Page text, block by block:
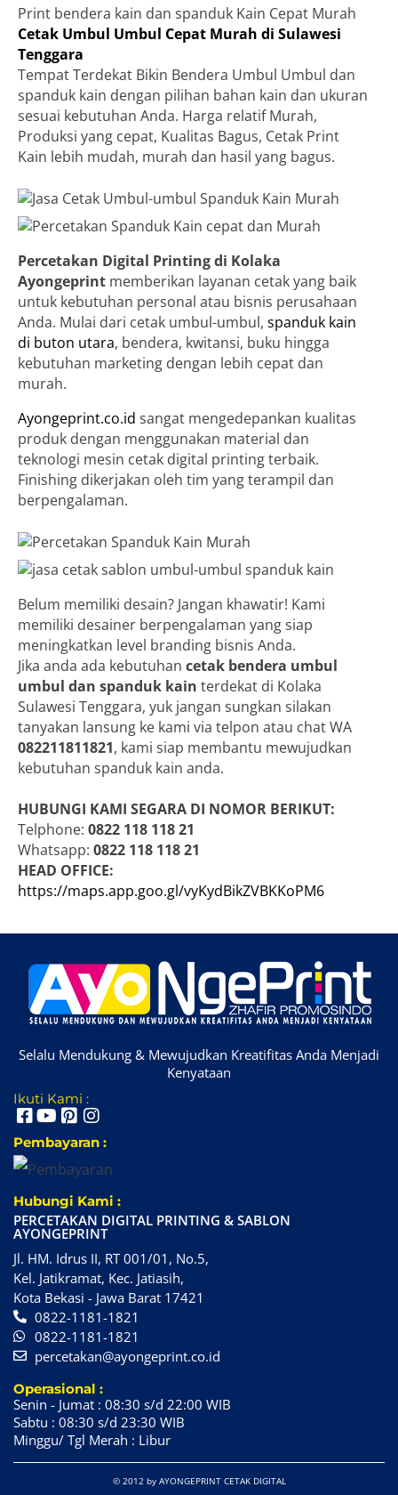
Print bendera kain dan spanduk Kain Cepat Murah
Cetak Umbul Umbul Cepat Murah di Sulawesi
Tenggara
Tempat Terdekat Bikin Bendera Umbul Umbul dan
spanduk kain dengan pilihan bahan kain dan ukuran
sesuai kebutuhan Anda. Harga relatif Murah,
Produksi yang cepat, Kualitas Bagus, Cetak Print
Kain lebih mudah, murah dan hasil yang bagus.
Percetakan Digital Printing di Kolaka
Ayongeprint memberikan layanan cetak yang baik
untuk kebutuhan personal atau bisnis perusahaan
Anda. Mulai dari cetak umbul-umbul, spanduk kain
di buton utara, bendera, kwitansi, buku hingga
kebutuhan marketing dengan lebih cepat dan
murah.
Ayongeprint.co.id sangat mengedepankan kualitas
produk dengan menggunakan material dan
teknologi mesin cetak digital printing terbaik.
Finishing dikerjakan oleh tim yang terampil dan
berpengalaman.
Belum memiliki desain? Jangan khawatir! Kami
memiliki desainer berpengalaman yang siap
meningkatkan level branding bisnis Anda.
Jika anda ada kebutuhan cetak bendera umbul
umbul dan spanduk kain terdekat di Kolaka
Sulawesi Tenggara, yuk jangan sungkan silakan
tanyakan lansung ke kami via telpon atau chat WA
082211811821, kami siap membantu mewujudkan
kebutuhan spanduk kain anda.
HUBUNGI KAMI SEGARA DI NOMOR BERIKUT:
Telphone: 0822 118 118 21
Whatsapp: 0822 118 118 21
HEAD OFFICE:
https://maps.app.goo.gl/vyKydBikZVBKKoPM6
Selalu Mendukung & Mewujudkan Kreatifitas Anda Menjadi
Kenyataan
Ikuti Kami :
Pembayaran :
Hubungi Kami :
PERCETAKAN DIGITAL PRINTING & SABLON
AYONGEPRINT
Jl. HM. Idrus II, RT 001/01, No.5,
Kel. Jatikramat, Kec. Jatiasih,
Kota Bekasi - Jawa Barat 17421
0822-1181-1821
0822-1181-1821
percetakan@ayongeprint.co.id
Operasional :
Senin - Jumat : 08:30 s/d 22:00 WIB
Sabtu : 08:30 s/d 23:30 WIB
Minggu/ Tgl Merah : Libur
© 2012 by AYONGEPRINT CETAK DIGITAL